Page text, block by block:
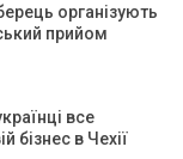
організують
прийом
все
бізнес в Чехії